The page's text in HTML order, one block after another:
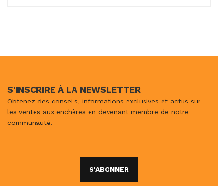
S'INSCRIRE À LA NEWSLETTER
Obtenez des conseils, informations exclusives et actus sur
les ventes aux enchères en devenant membre de notre
communauté.
S'ABONNER